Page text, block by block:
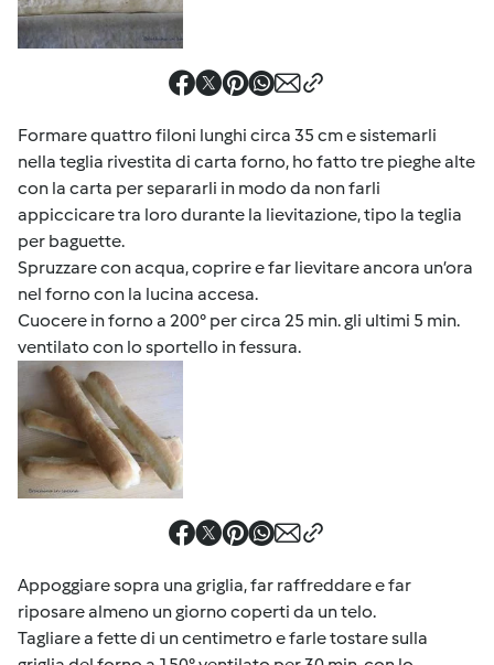
Formare quattro filoni lunghi circa 35 cm e sistemarli
nella teglia rivestita di carta forno, ho fatto tre pieghe alte
con la carta per separarli in modo da non farli
appiccicare tra loro durante la lievitazione, tipo la teglia
per baguette.
Spruzzare con acqua, coprire e far lievitare ancora un’ora
nel forno con la lucina accesa.
Cuocere in forno a 200° per circa 25 min. gli ultimi 5 min.
ventilato con lo sportello in fessura.
Appoggiare sopra una griglia, far raffreddare e far
riposare almeno un giorno coperti da un telo.
Tagliare a fette di un centimetro e farle tostare sulla